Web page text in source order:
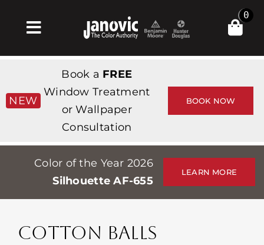
Toggle
Navigation
Products & Services
가게
Professionals
Stores
Events
0
NEW
Book a FREE
Window Treatment
or Wallpaper
Consultation
BOOK NOW
Color of the Year 2026
Silhouette AF-655
LEARN MORE
COTTON BALLS